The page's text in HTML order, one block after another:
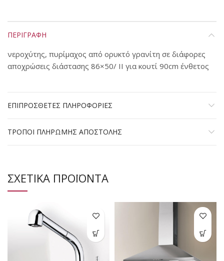
ΠΕΡΙΓΡΑΦΗ
νεροχύτης, πυρίμαχος από oρυκτό γρανίτη σε διάφορες
αποχρώσεις διάστασης 86×50/ II για κουτί 90cm ένθετος
ΕΠΙΠΡΟΣΘΕΤΕΣ ΠΛΗΡΟΦΟΡΙΕΣ
ΤΡΟΠΟΙ ΠΛΗΡΩΜΗΣ ΑΠΟΣΤΟΛΗΣ
ΣΧΕΤΙΚΑ ΠΡΟΪΟΝΤΑ